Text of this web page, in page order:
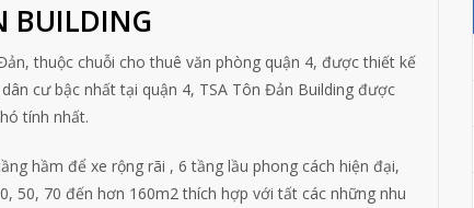
BUILDING
thuộc chuỗi cho thuê văn phòng quận 4, được thiết kế
cư bậc nhất tại quận 4, TSA Tôn Đản Building được
tính nhất.
hầm để xe rộng rãi , 6 tầng lầu phong cách hiện đại,
50, 70 đến hơn 160m2 thích hợp với tất các những nhu